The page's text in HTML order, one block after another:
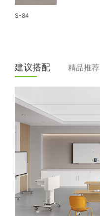
S-84
建议搭配 精品推荐